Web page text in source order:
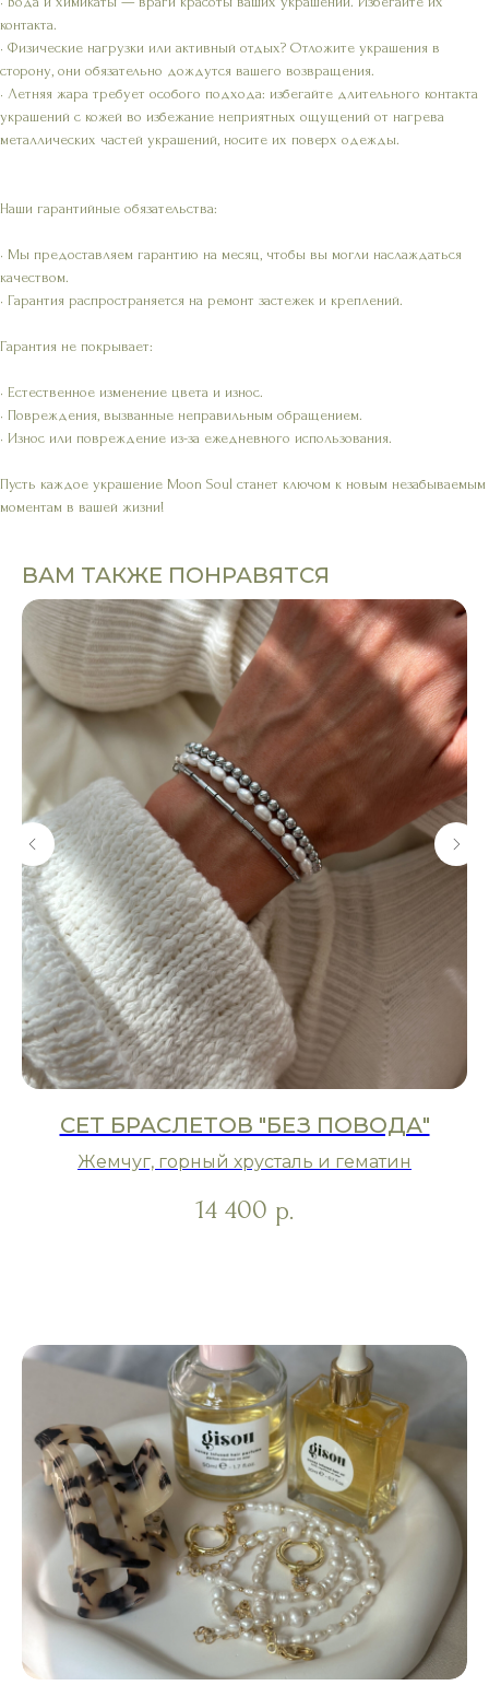
контакта.
• Физические нагрузки или активный отдых? Отложите украшения в
сторону, они обязательно дождутся вашего возвращения.
• Летняя жара требует особого подхода: избегайте длительного контакта
украшений с кожей во избежание неприятных ощущений от нагрева
металлических частей украшений, носите их поверх одежды.
Наши гарантийные обязательства:
• Мы предоставляем гарантию на месяц, чтобы вы могли наслаждаться
качеством.
• Гарантия распространяется на ремонт застежек и креплений.
Гарантия не покрывает:
• Естественное изменение цвета и износ.
• Повреждения, вызванные неправильным обращением.
• Износ или повреждение из-за ежедневного использования.
Пусть каждое украшение Moon Soul станет ключом к новым незабываемым
моментам в вашей жизни!
ВАМ ТАКЖЕ ПОНРАВЯТСЯ
СЕТ БРАСЛЕТОВ "БЕЗ ПОВОДА"
Жемчуг, горный хрусталь и гематин
14 400 р.